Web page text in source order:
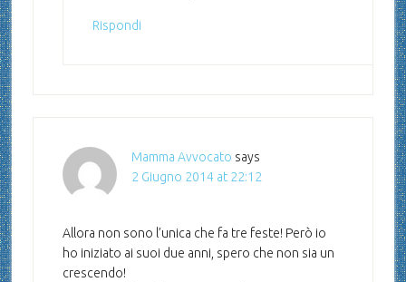
Rispondi
Mamma Avvocato says
2 Giugno 2014 at 22:12
Allora non sono l’unica che fa tre feste! Però io
ho iniziato ai suoi due anni, spero che non sia un
crescendo!